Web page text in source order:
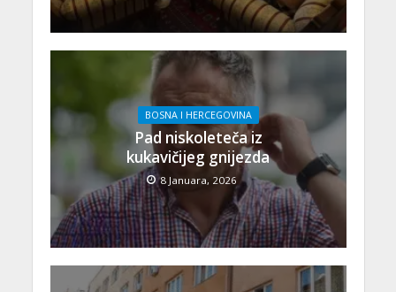
BOSNA I HERCEGOVINA
Pad niskoleteča iz
kukavičijeg gnijezda
8 Januara, 2026